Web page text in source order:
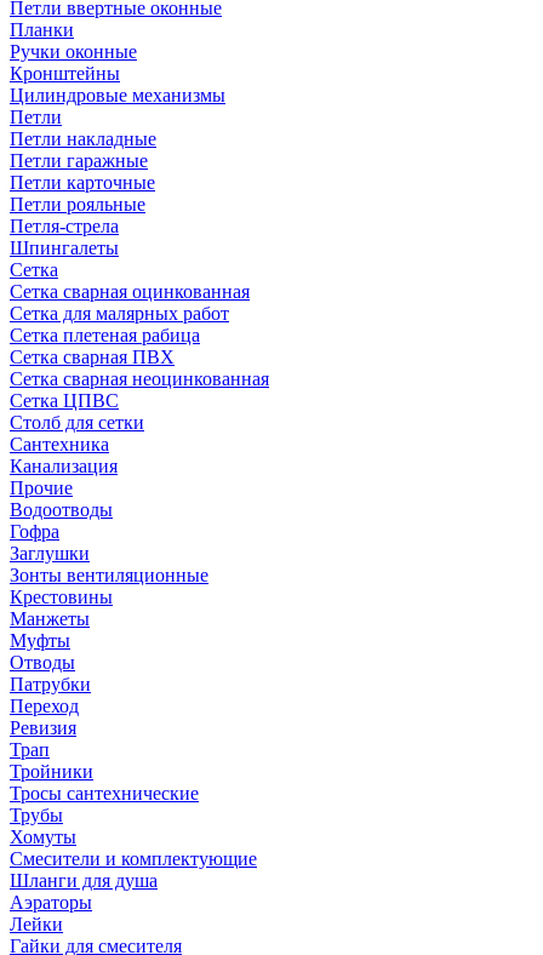
Петли ввертные оконные
Планки
Ручки оконные
Кронштейны
Цилиндровые механизмы
Петли
Петли накладные
Петли гаражные
Петли карточные
Петли рояльные
Петля-стрела
Шпингалеты
Сетка
Сетка сварная оцинкованная
Сетка для малярных работ
Сетка плетеная рабица
Сетка сварная ПВХ
Сетка сварная неоцинкованная
Сетка ЦПВС
Столб для сетки
Сантехника
Канализация
Прочие
Водоотводы
Гофра
Заглушки
Зонты вентиляционные
Крестовины
Манжеты
Муфты
Отводы
Патрубки
Переход
Ревизия
Трап
Тройники
Тросы сантехнические
Трубы
Хомуты
Смесители и комплектующие
Шланги для душа
Аэраторы
Лейки
Гайки для смесителя